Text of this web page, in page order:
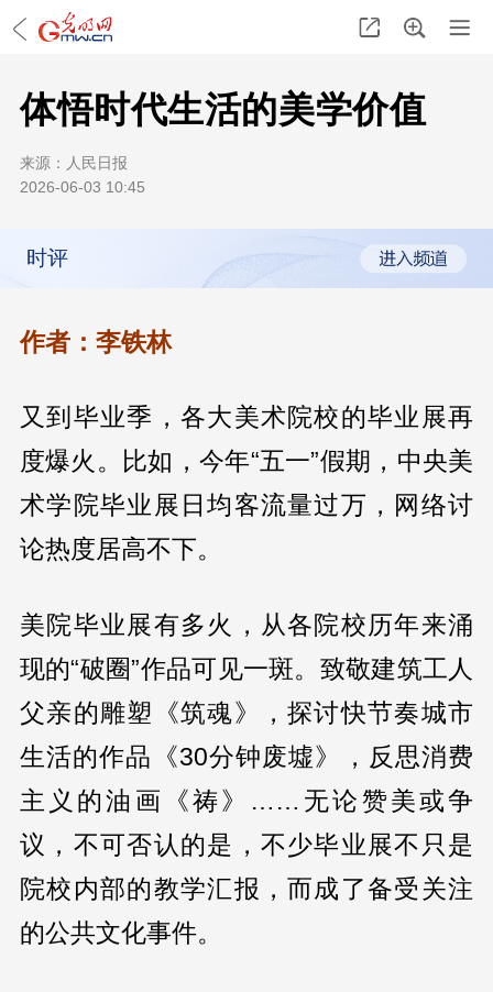
体悟时代生活的美学价值
来源： 人民日报
2026-06-03 10:45
时评
作者：李铁林
又到毕业季，各大美术院校的毕业展再
度爆火。比如，今年“五一”假期，中央美
术学院毕业展日均客流量过万，网络讨
论热度居高不下。
美院毕业展有多火，从各院校历年来涌
现的“破圈”作品可见一斑。致敬建筑工人
父亲的雕塑《筑魂》，探讨快节奏城市
生活的作品《30分钟废墟》，反思消费
主义的油画《祷》……无论赞美或争
议，不可否认的是，不少毕业展不只是
院校内部的教学汇报，而成了备受关注
的公共文化事件。